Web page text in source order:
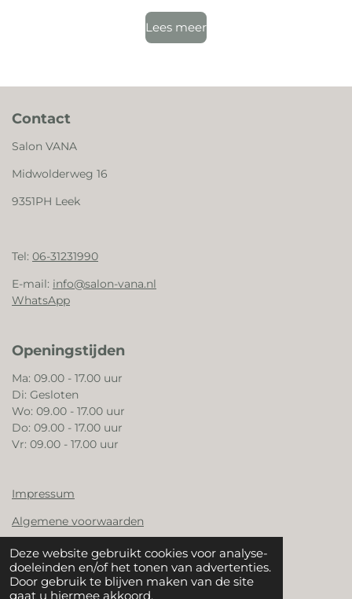
Deze website gebruikt cookies voor analyse-
doeleinden en/of het tonen van advertenties.
Door gebruik te blijven maken van de site
gaat u hiermee akkoord.
Lees meer
Contact
Salon VANA
Midwolderweg 16
9351PH Leek
Tel: 06-31231990
E-mail: info@salon-vana.nl
WhatsApp
Openingstijden
Ma: 09.00 - 17.00 uur
Di: Gesloten
Wo: 09.00 - 17.00 uur
Do: 09.00 - 17.00 uur
Vr: 09.00 - 17.00 uur
Impressum
Algemene voorwaarden
Boekingsvoorwaarden
Retour voorwaarden